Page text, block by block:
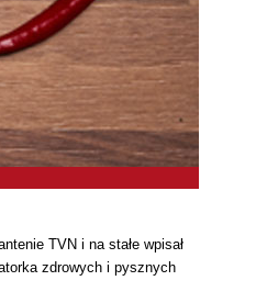
TVN i na stałe wpisał
zdrowych i pysznych